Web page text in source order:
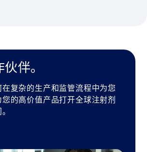
伴。
在复杂的生产和监管流程中为您
的高价值产品打开全球注射剂